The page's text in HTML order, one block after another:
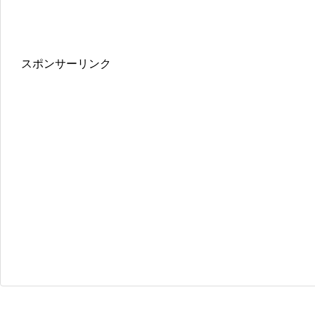
スポンサーリンク